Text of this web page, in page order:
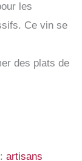
les
Ce vin se
des plats de
artisans